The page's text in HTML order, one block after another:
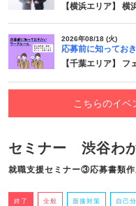
【横浜エリア】
2026年08/18 (火)
応募前に知ってお
【千葉エリア】
こちらのイベ
セミナー 渋谷わ
就職支援セミナー③応募書類
終了 全般 面接対策 自己